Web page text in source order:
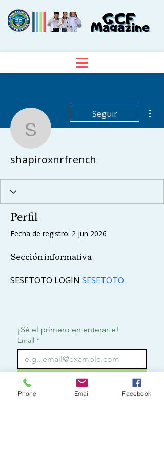
shapiroxnrfrench
Seguir
shapiroxnrfrench
Perfil
Fecha de registro: 2 jun 2026
Sección informativa
SESETOTO LOGIN SESETOTO
¡Sé el primero en enterarte!
Email *
Suscribirme
Quiero suscribirme para
Phone Email Facebook